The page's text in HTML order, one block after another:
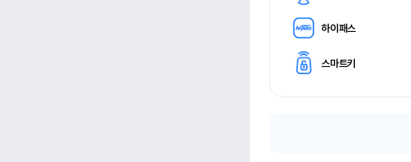
하이패스
스마트키